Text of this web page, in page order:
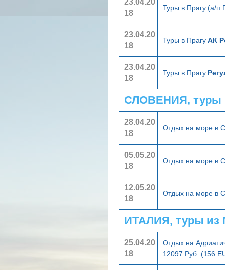
23.04.20
18
Туры в Прагу (а/п
23.04.20
18
Туры в Прагу АК
23.04.20
18
Туры в Прагу
СЛОВЕНИЯ, туры
28.04.20
18
Отдых на море в
05.05.20
18
Отдых на море в
12.05.20
18
Отдых на море в
ИТАЛИЯ, туры из
25.04.20
18
Отдых на
12097 Руб. (156